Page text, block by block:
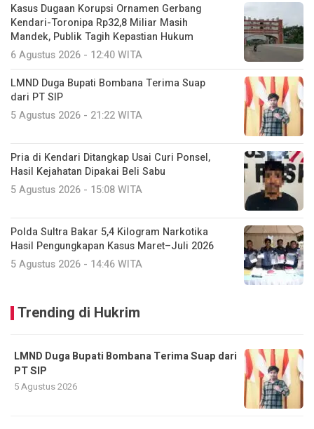
Kasus Dugaan Korupsi Ornamen Gerbang
Kendari-Toronipa Rp32,8 Miliar Masih
Mandek, Publik Tagih Kepastian Hukum
6 Agustus 2026 - 12:40 WITA
LMND Duga Bupati Bombana Terima Suap
dari PT SIP
5 Agustus 2026 - 21:22 WITA
Pria di Kendari Ditangkap Usai Curi Ponsel,
Hasil Kejahatan Dipakai Beli Sabu
5 Agustus 2026 - 15:08 WITA
Polda Sultra Bakar 5,4 Kilogram Narkotika
Hasil Pengungkapan Kasus Maret–Juli 2026
5 Agustus 2026 - 14:46 WITA
Trending di Hukrim
LMND Duga Bupati Bombana Terima Suap dari
PT SIP
5 Agustus 2026